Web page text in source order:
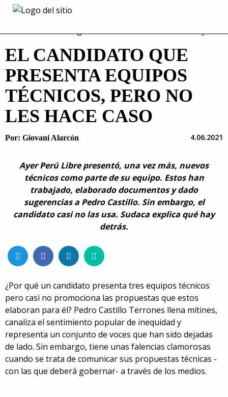
Skip
EL CANDIDATO QUE
PRESENTA EQUIPOS
TÉCNICOS, PERO NO
LES HACE CASO
Por: Giovani Alarcón 4.06.2021
Ayer Perú Libre presentó, una vez más, nuevos
técnicos como parte de su equipo. Estos han
trabajado, elaborado documentos y dado
sugerencias a Pedro Castillo. Sin embargo, el
candidato casi no las usa. Sudaca explica qué hay
detrás.
¿Por qué un candidato presenta tres equipos técnicos
pero casi no promociona las propuestas que estos
elaboran para él? Pedro Castillo Terrones llena mítines,
canaliza el sentimiento popular de inequidad y
representa un conjunto de voces que han sido dejadas
de lado. Sin embargo, tiene unas falencias clamorosas
cuando se trata de comunicar sus propuestas técnicas -
con las que deberá gobernar- a través de los medios.